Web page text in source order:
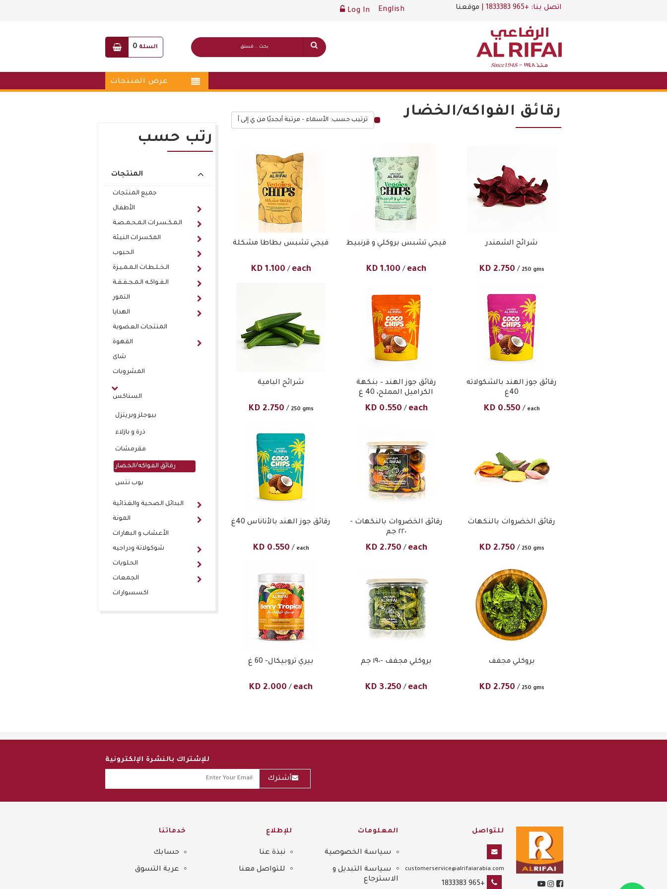
اتصل بنا: +965 1833383 موقعنا Log In English
السلة 0
عرض المنتجات
رتب حسب
المنتجات
جميع المنتجات
الأطفال
الـمـكـسـرات الـمـحـمـصـة
المكسرات النيئة
الحبوب
الـخـلـطـات الـمـمـيـزة
الـفـواكـه الـمـجـفـفـة
التمور
الهدايا
المنتجات العضوية
القهوة
شاى
المشروبات
السناكس
بيوجلز وبريتزل
ذرة و بازلاء
مقرمشات
رقائق الفواكه/الخضار
بوب نتس
البدائل الصحية والغذائية
المونة
الأعشاب و البهارات
شوكولاتة ودراجيه
الحلويات
الجمعات
اكسسوارات
رقائق الفواكه/الخضار ترتيب حسب: الأسماء - مرتبة أبجديًا من ي إلى أ
فيجي تشبس بطاطا مشكلة
KD 1.100 / each
فيجي تشبس بروكلي و قرنبيط
KD1.100 / each
شرائح الشمندر
KD 2.750 / 250 gms
شرائح البامية
KD 2.750 / 250 gms
رقائق جوز الهند – بنكهة
الكراميل المملح، 40 غ
KD 0.550 / each
رقائق جوز الهند بالشكولاته
40غ
KD 0.550 / each
رقائق جوز الهند بالأناناس 40غ
KD 0.550 / each
رقائق الخضروات بالنكهات -
٢٢٠ جم
KD 2.750 / each
رقائق الخضروات بالنكهات
KD 2.750 / 250 gms
بيري تروبيكال- 60 غ
KD 2.000 / each
بروكلي مجفف -١٩٠ جم
KD 3.250 / each
بروكلي مجفف
KD 2.750 / 250 gms
للإشتراك بالنشرة الإلكترونية
أشترك
للتواصل
customerservice@alrifaiarabia.com
+965 1833383
المعلومات
Sitemap
سياسة الخصوصية
سياسة التبديل و
الاسترجاع
للإطلاع
نبذة عنا
للتواصل معنا
خدماتنا
حسابك
عربة التسوق